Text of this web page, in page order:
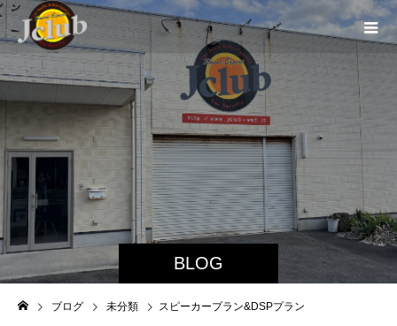
BLOG
ブログ 未分類 スピーカープラン&DSPプラン